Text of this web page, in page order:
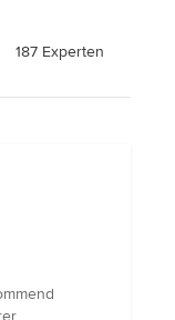
187 Experten